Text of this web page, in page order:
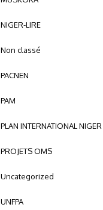
NIGER-LIRE
Non classé
PACNEN
PAM
PLAN INTERNATIONAL NIGER
PROJETS OMS
Uncategorized
UNFPA